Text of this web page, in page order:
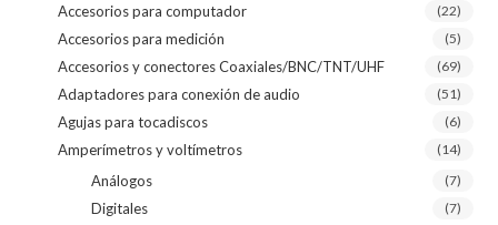
Accesorios para computador (22)
Accesorios para medición (5)
Accesorios y conectores Coaxiales/BNC/TNT/UHF (69)
Adaptadores para conexión de audio (51)
Agujas para tocadiscos (6)
Amperímetros y voltímetros (14)
Análogos (7)
Digitales (7)